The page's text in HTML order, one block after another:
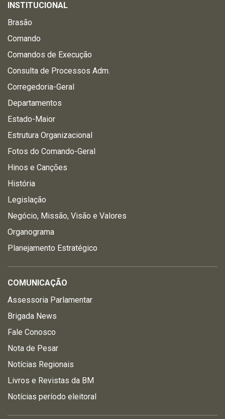
INSTITUCIONAL
Brasão
Comando
Comandos de Execução
Consulta de Processos Adm.
Corregedoria-Geral
Departamentos
Estado-Maior
Estrutura Organizacional
Fotos do Comando-Geral
Hinos e Canções
História
Legislação
Negócio, Missão, Visão e Valores
Organograma
Planejamento Estratégico
COMUNICAÇÃO
Assessoria Parlamentar
Brigada News
Fale Conosco
Nota de Pesar
Notícias Regionais
Livros e Revistas da BM
Notícias período eleitoral